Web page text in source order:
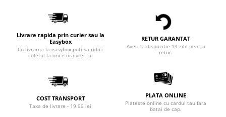
Livrare rapida prin curier sau la
Easybox
Cu livrarea la easybox poti sa ridici
coletul la orice ora vrei tu!
RETUR GARANTAT
Aveti la dispozitie 14 zile pentru
retur.
COST TRANSPORT
Taxa de livrare - 19.99 lei
PLATA ONLINE
Plateste online cu cardul tau fara
batai de cap.